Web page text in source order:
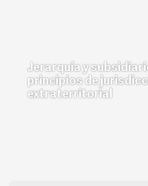
Jerarquía y
principios de
extraterritorial